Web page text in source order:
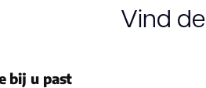
Vind
bij u past